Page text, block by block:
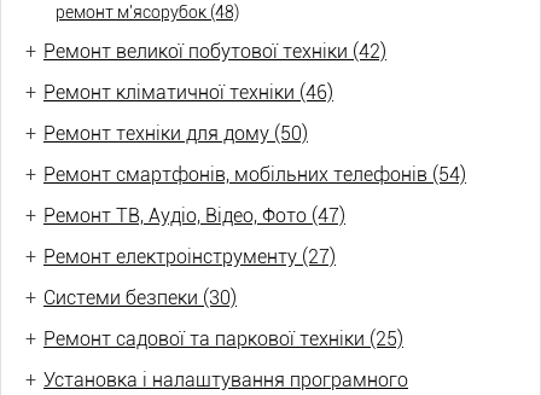
ремонт м'ясорубок (48)
+ Ремонт великої побутової техніки (42)
+ Ремонт кліматичної техніки (46)
+ Ремонт техніки для дому (50)
+ Ремонт смартфонів, мобільних телефонів (54)
+ Ремонт ТВ, Аудіо, Відео, Фото (47)
+ Ремонт електроінструменту (27)
+ Системи безпеки (30)
+ Ремонт садової та паркової техніки (25)
+ Установка і налаштування програмного